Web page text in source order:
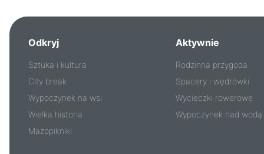
Odkryj
Sztuka i kultura
City break
Wypoczynek na wsi
Wielka historia
Mazopikniki
Aktywnie
Rodzinna przygoda
Spacery i wędrówki
Wycieczki rowerowe
Wypoczynek nad wodą